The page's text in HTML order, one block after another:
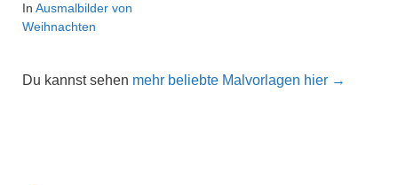
In Ausmalbilder von
Weihnachten
Du kannst sehen mehr beliebte Malvorlagen hier →